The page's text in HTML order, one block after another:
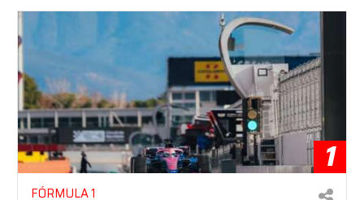
1
FÓRMULA 1